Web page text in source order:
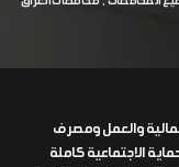
والعمل ومصرف
الاجتماعية كاملة